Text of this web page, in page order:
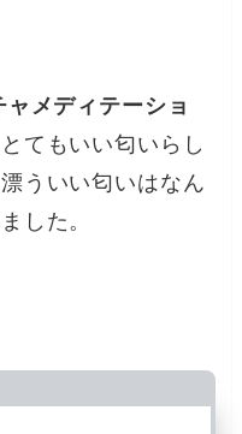
メディテーショ
てもいい匂いらし
ういい匂いはなん
した。